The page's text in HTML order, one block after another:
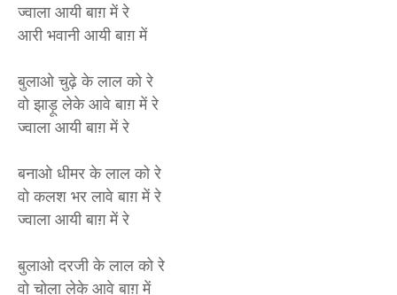
ज्वाला आयी बाग़ में रे
आरी भवानी आयी बाग़ में
बुलाओ चुढ़े के लाल को रे
वो झाड़ू लेके आवे बाग़ में रे
ज्वाला आयी बाग़ में रे
बनाओ धीमर के लाल को रे
वो कलश भर लावे बाग़ में रे
ज्वाला आयी बाग़ में रे
बुलाओ दरजी के लाल को रे
वो चोला लेके आवे बाग़ में